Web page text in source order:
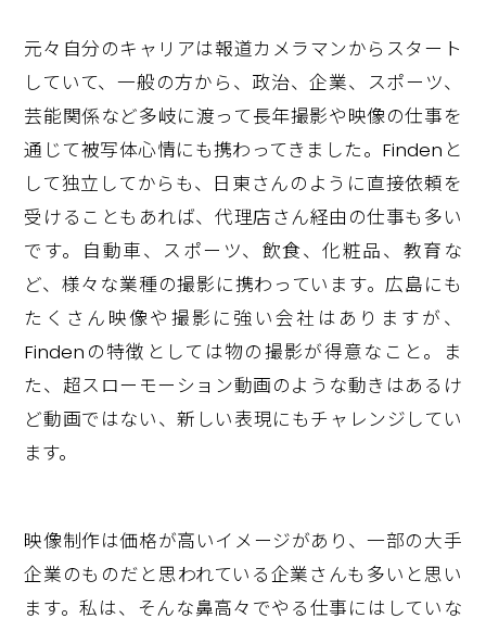
元々自分のキャリアは報道カメラマンからスタート
していて、一般の方から、政治、企業、スポーツ、
芸能関係など多岐に渡って長年撮影や映像の仕事を
通じて被写体心情にも携わってきました。Findenと
して独立してからも、日東さんのように直接依頼を
受けることもあれば、代理店さん経由の仕事も多い
です。自動車、スポーツ、飲食、化粧品、教育な
ど、様々な業種の撮影に携わっています。広島にも
たくさん映像や撮影に強い会社はありますが、
Findenの特徴としては物の撮影が得意なこと。ま
た、超スローモーション動画のような動きはあるけ
ど動画ではない、新しい表現にもチャレンジしてい
ます。
映像制作は価格が高いイメージがあり、一部の大手
企業のものだと思われている企業さんも多いと思い
ます。私は、そんな鼻高々でやる仕事にはしていな